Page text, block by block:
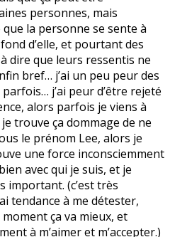
personnes, mais
que la personne se sente à
d’elle, et pourtant des
dire que leurs ressentis ne
bref… j’ai un peu peur des
j’ai peur d’être rejeté
alors parfois je viens à
trouve ça dommage de ne
le prénom Lee, alors je
une force inconsciemment
avec qui je suis, et je
important. (c’est très
tendance à me détester,
ça va mieux, et
à m’aimer et m’accepter.)